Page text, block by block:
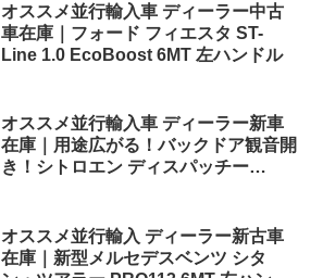
オススメ並行輸入車 ディーラー中古
車在庫｜フォード フィエスタ ST-
Line 1.0 EcoBoost 6MT 左ハンドル
オススメ並行輸入車 ディーラー新車
在庫｜用途広がる！バックドア観音開
き！シトロエン ディスパッチー
オススメ並行輸入 ディーラー新古車
在庫｜新型メルセデスベンツ シタ